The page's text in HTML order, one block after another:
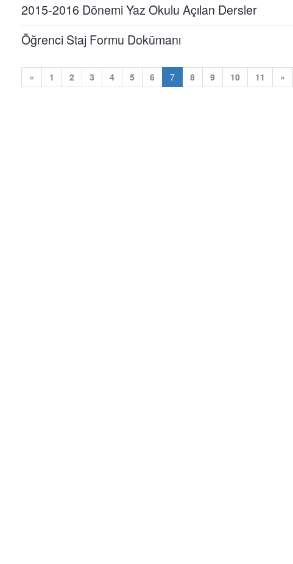
2015-2016 Dönemi Yaz Okulu Açılan Dersler
Öğrenci Staj Formu Dokümanı
« 1 2 3 4 5 6 7 8 9 10 11 »